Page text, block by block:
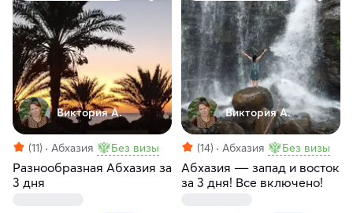
Виктория А.
(11) Абхазия Без визы
Разнообразная Абхазия за
3 дня
Виктория А.
(14) Абхазия Без визы
Абхазия ― запад и восток
за 3 дня! Все включено!